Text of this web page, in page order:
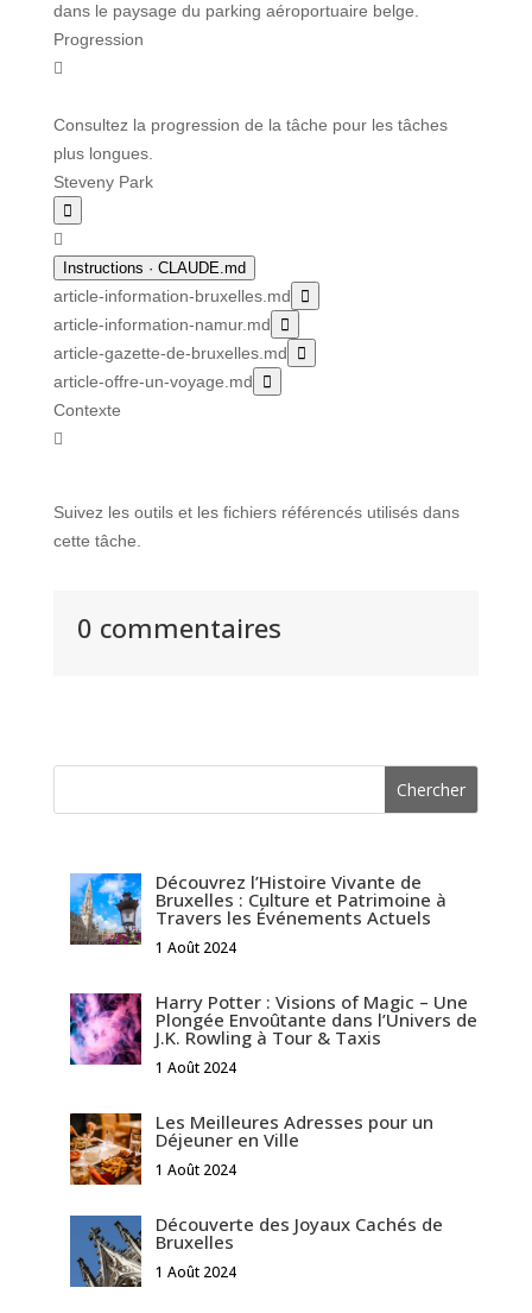
dans le paysage du parking aéroportuaire belge.
Progression

Consultez la progression de la tâche pour les tâches
plus longues.
Steveny Park


Instructions · CLAUDE.md
article-information-bruxelles.md 
article-information-namur.md 
article-gazette-de-bruxelles.md 
article-offre-un-voyage.md 
Contexte

Suivez les outils et les fichiers référencés utilisés dans
cette tâche.
0 commentaires
Découvrez l’Histoire Vivante de
Bruxelles : Culture et Patrimoine à
Travers les Événements Actuels
1 Août 2024
Harry Potter : Visions of Magic – Une
Plongée Envoûtante dans l’Univers de
J.K. Rowling à Tour & Taxis
1 Août 2024
Les Meilleures Adresses pour un
Déjeuner en Ville
1 Août 2024
Découverte des Joyaux Cachés de
Bruxelles
1 Août 2024